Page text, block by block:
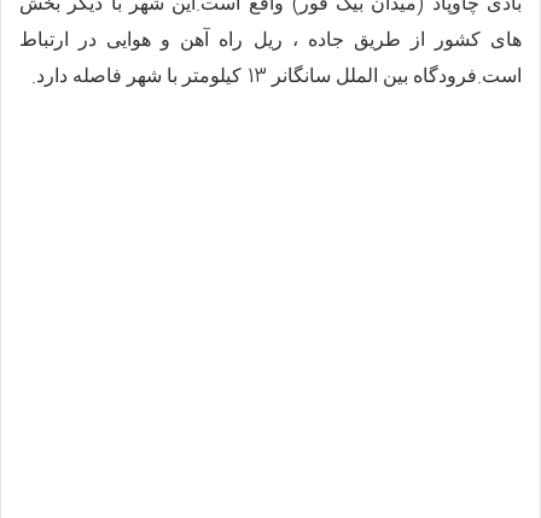
بادی چاوپاد
میدان بیگ فور واقع است
این شهر با دیگر بخش
های کشور از طریق جاده ، ریل راه آهن و هوایی در ارتباط
است.فرودگاه بین الملل سانگانر 13 کیلومتر با شهر فاصله دارد.